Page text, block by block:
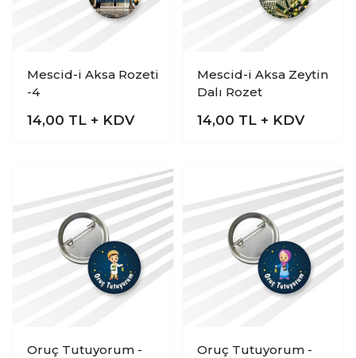
Mescid-i Aksa Rozeti
-4
14,00 TL + KDV
Mescid-i Aksa Zeytin
Dalı Rozet
14,00 TL + KDV
Oruç Tutuyorum -
Oruç Tutuyorum -